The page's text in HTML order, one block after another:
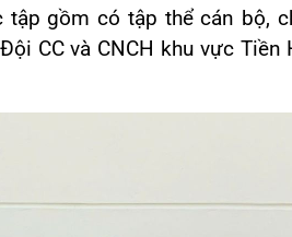
gồm có tập thể cán bộ,
CC và CNCH khu vực Tiền